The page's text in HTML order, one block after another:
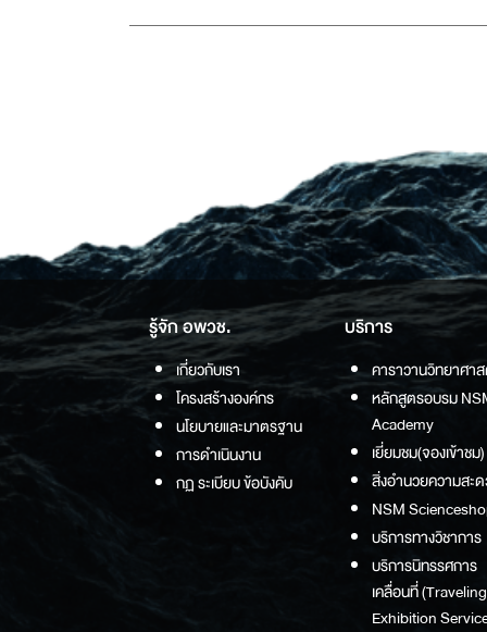
รู้จัก อพวช.
เกี่ยวกับเรา
โครงสร้างองค์กร
นโยบายและมาตรฐาน
การดำเนินงาน
กฏ ระเบียบ ข้อบังคับ
บริการ
คาราวานวิทยาศา
หลักสูตรอบรม
Academy
เยี่ยมชม(จองเข้าชม)
สิ่งอำนวยความสะ
NSM
บริการทางวิชาการ
บริการนิทรรศการ
เคลื่อนที่ (Traveling
Exhibition